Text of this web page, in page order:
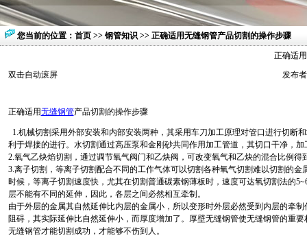
您当前的位置： 首页 >> 钢管知识 >> 正确适用无缝钢管产品切割的操作步骤
正确适
双击自动滚屏
发布
正确适用无缝钢管产品切割的操作步骤
1.机械切割采用外部安装和内部安装两种，其采用车刀加工原理对管口进行切断
利于焊接的进行。水切割通过高压泵和金刚砂共同作用加工管道，其切口干净，
2.氧气乙炔焰切割，通过调节氧气阀门和乙炔阀，可改变氧气和乙炔的混合比例
3.离子切割，等离子切割配合不同的工作气体可以切割各种氧气切割难以切割的金
时候，等离子切割速度快，尤其在切割普通碳素钢薄板时，速度可达氧切割法的
层不能有不同的延伸，因此，各层之间必然相互牵制。
由于外层的金属其自然延伸比内层的金属小，所以变形时外层必然受到内层的牵
阻碍，其实际延伸比自然延伸小，而厚度增加了。厚壁无缝钢管使无缝钢管的重
无缝钢管才能切割成功，才能够不伤到人。